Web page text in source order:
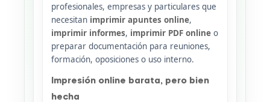
profesionales, empresas y particulares que
necesitan imprimir apuntes online,
imprimir informes, imprimir PDF online o
preparar documentación para reuniones,
formación, oposiciones o uso interno.
Impresión online barata, pero bien
hecha